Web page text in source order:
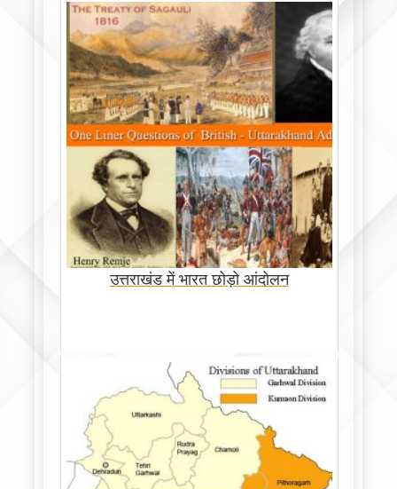
उत्तराखंड में भारत छोड़ो आंदोलन